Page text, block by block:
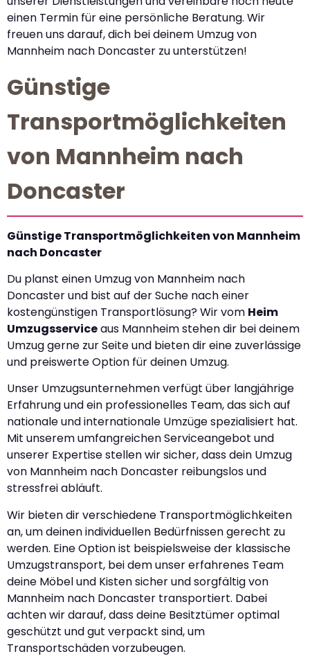
einen Termin für eine persönliche Beratung. Wir
freuen uns darauf, dich bei deinem Umzug von
Mannheim nach Doncaster zu unterstützen!
Günstige
Transportmöglichkeiten
von Mannheim nach
Doncaster
Günstige Transportmöglichkeiten von Mannheim
nach Doncaster
Du planst einen Umzug von Mannheim nach
Doncaster und bist auf der Suche nach einer
kostengünstigen Transportlösung? Wir vom Heim
Umzugsserviceaus Mannheim stehen dir bei deinem
Umzug gerne zur Seite und bieten dir eine zuverlässige
und preiswerte Option für deinen Umzug.
Unser Umzugsunternehmen verfügt über langjährige
Erfahrung und ein professionelles Team, das sich auf
nationale und internationale Umzüge spezialisiert hat.
Mit unserem umfangreichen Serviceangebot und
unserer Expertise stellen wir sicher, dass dein Umzug
von Mannheim nach Doncaster reibungslos und
stressfrei abläuft.
Wir bieten dir verschiedene Transportmöglichkeiten
an, um deinen individuellen Bedürfnissen gerecht zu
werden. Eine Option ist beispielsweise der klassische
Umzugstransport, bei dem unser erfahrenes Team
deine Möbel und Kisten sicher und sorgfältig von
Mannheim nach Doncaster transportiert. Dabei
achten wir darauf, dass deine Besitztümer optimal
geschützt und gut verpackt sind, um
Transportschäden vorzubeugen.